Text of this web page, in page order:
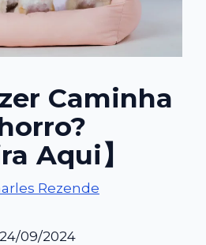
Caminha
Aqui】
Rezende
09/2024